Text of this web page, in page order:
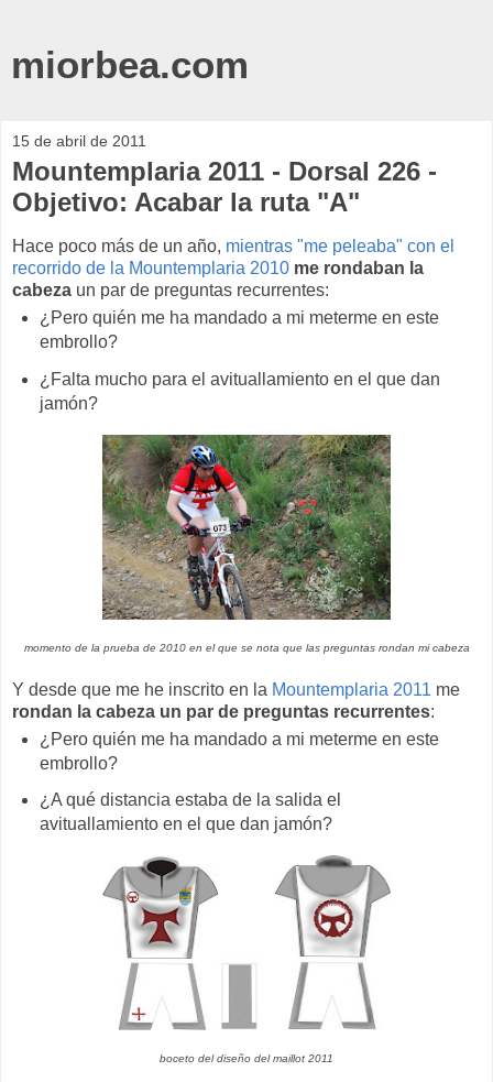
miorbea.com
15 de abril de 2011
Mountemplaria 2011 - Dorsal 226 -
Objetivo: Acabar la ruta "A"
Hace poco más de un año, mientras "me peleaba" con el
recorrido de la Mountemplaria 2010 me rondaban la
cabeza un par de preguntas recurrentes:
¿Pero quién me ha mandado a mi meterme en este
embrollo?
¿Falta mucho para el avituallamiento en el que dan
jamón?
momento de la prueba de 2010 en el que se nota que las preguntas rondan mi cabeza
Y desde que me he inscrito en la Mountemplaria 2011 me
rondan la cabeza un par de preguntas recurrentes:
¿Pero quién me ha mandado a mi meterme en este
embrollo?
¿A qué distancia estaba de la salida el
avituallamiento en el que dan jamón?
boceto del diseño del maillot 2011